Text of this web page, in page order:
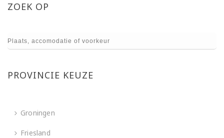
ZOEK OP
PROVINCIE KEUZE
Groningen
Friesland